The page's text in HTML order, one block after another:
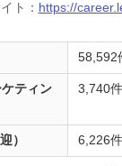
ト： https://
58,592
ティン
3,740件
） 6,226件